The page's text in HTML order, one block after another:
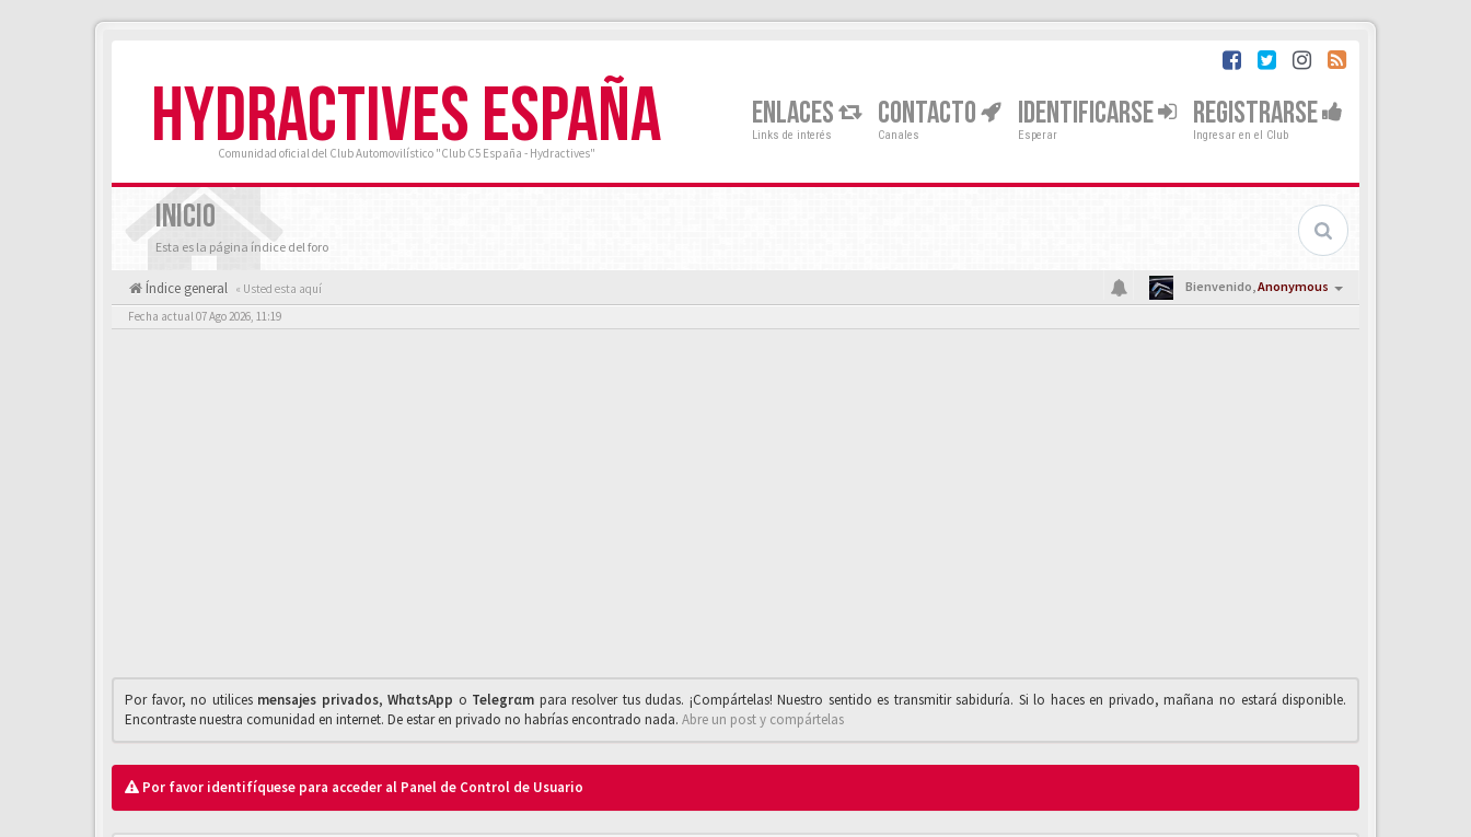
HYDRACTIVES ESPAÑA
Comunidad oficial del Club Automovilístico "Club C5 España - Hydractives"
ENLACES
Links de interés
CONTACTO
Canales
IDENTIFICARSE
Esperar
REGISTRARSE
Ingresar en el Club
INICIO
Esta es la página índice del foro
Índice general « Usted esta aquí Bienvenido,Anonymous
Fecha actual 07 Ago 2026, 11:19
Por favor, no utilices mensajes privados,WhαtsApp o Telegrαm para resolver tus dudas. ¡Compártelas! Nuestro sentido es transmitir sabiduría. Si lo haces en privado, mañana no estará disponible.
Encontraste nuestra comunidad en internet. De estar en privado no habrías encontrado nada. Abre un post y compártelas
Por favor identifíquese para acceder al Panel de Control de Usuario